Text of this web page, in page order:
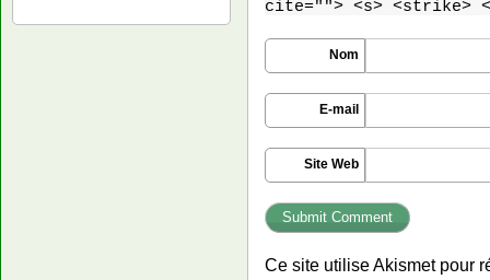
cite=""> <s> <strike>
Nom
E-mail
Site Web
Ce site utilise Akismet pour